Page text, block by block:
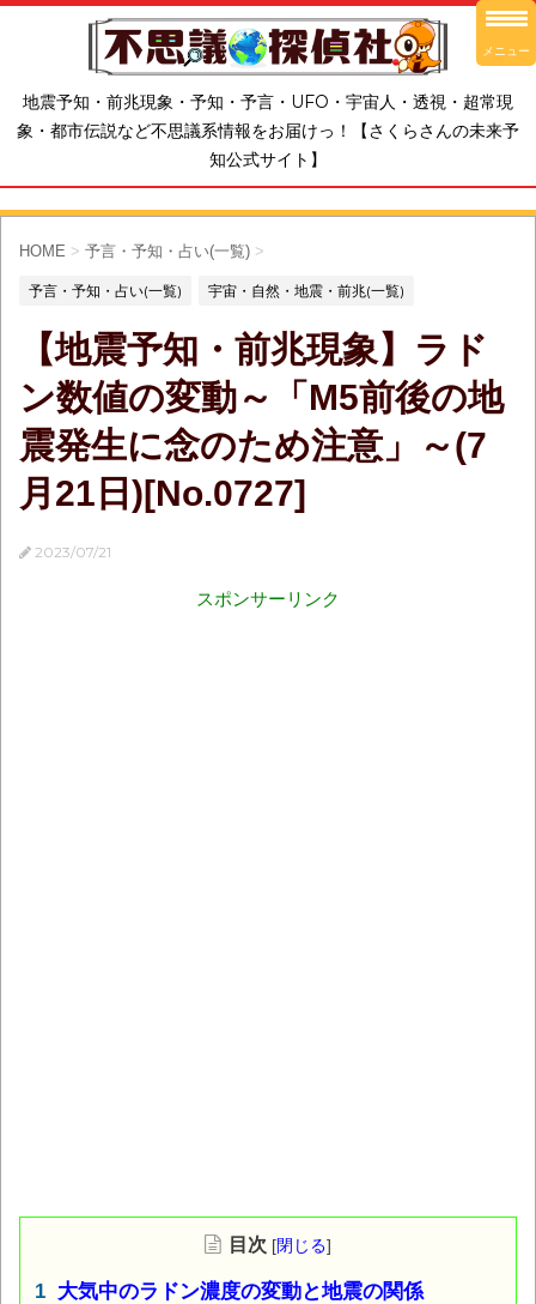
地震予知・前兆現象・予知・予言・UFO・宇宙人・透視・超常現
象・都市伝説など不思議系情報をお届けっ！【さくらさんの未来予
知公式サイト】
HOME > 予言・予知・占い(一覧) >
予言・予知・占い(一覧) 宇宙・自然・地震・前兆(一覧)
【地震予知・前兆現象】ラド
ン数値の変動～「M5前後の地
震発生に念のため注意」～(7
月21日)[No.0727]
2023/07/21
スポンサーリンク
目次 [閉じる]
大気中のラドン濃度の変動と地震の関係
メニュー